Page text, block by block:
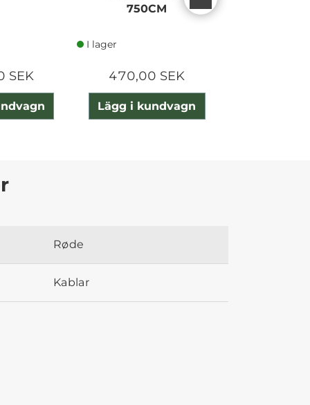
SEK
750CM
I lager
470,00 SEK
Lägg i kundvagn
Røde
Kablar